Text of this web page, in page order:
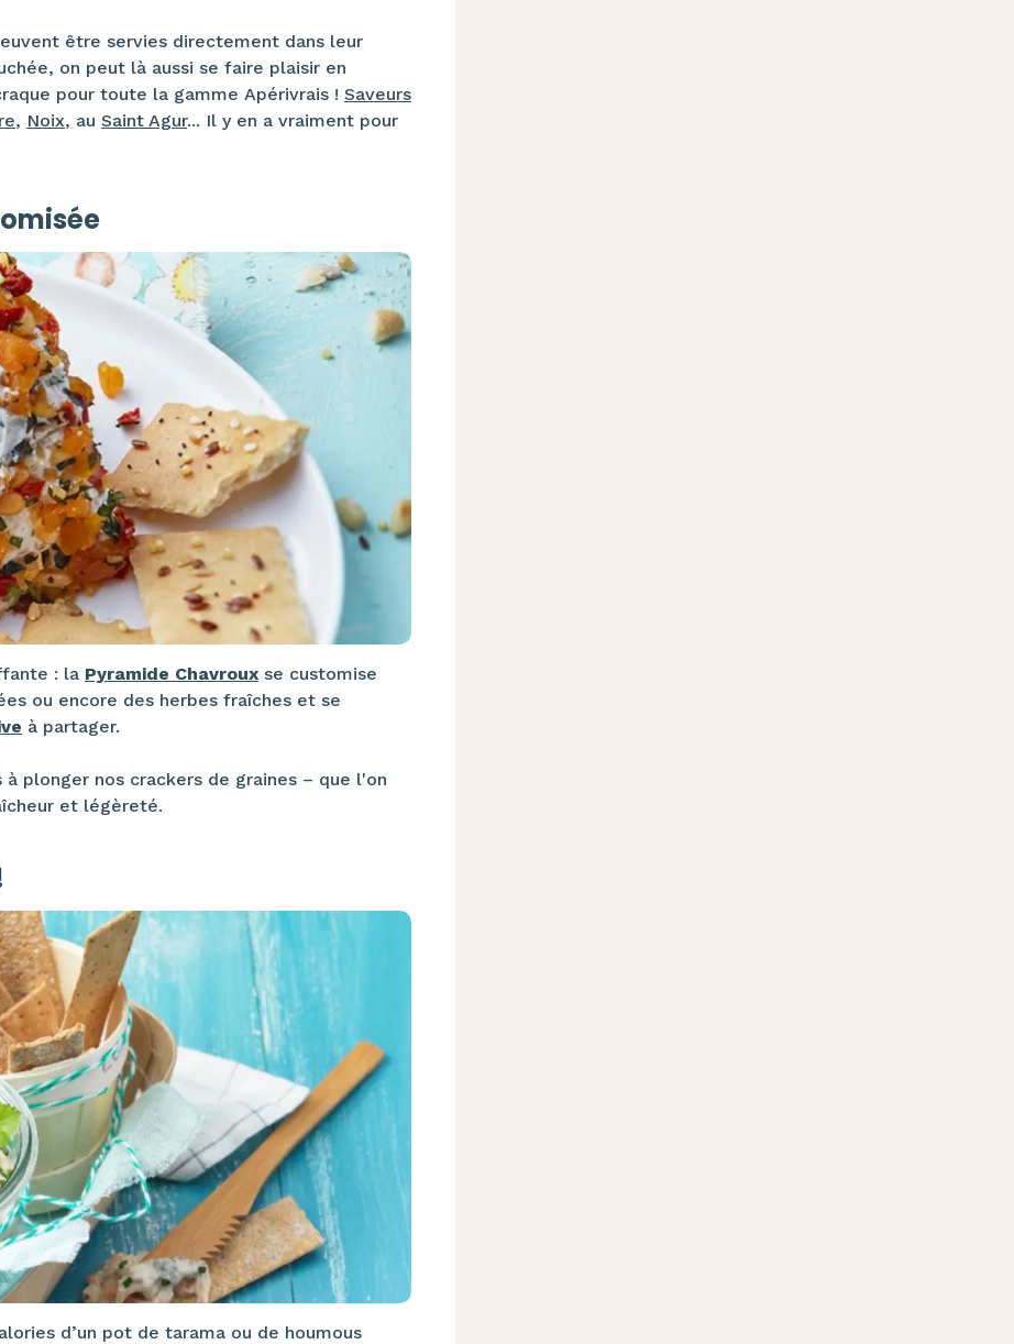
être servies directement dans leur
on peut là aussi se faire plaisir en
pour toute la gamme Apérivrais ! Saveurs
, Noix, au Saint Agur... Il y en a vraiment pour
: la Pyramide Chavroux se customise
ou encore des herbes fraîches et se
à partager.
plonger nos crackers de graines – que l'on
et légèreté.
d’un pot de tarama ou de houmous